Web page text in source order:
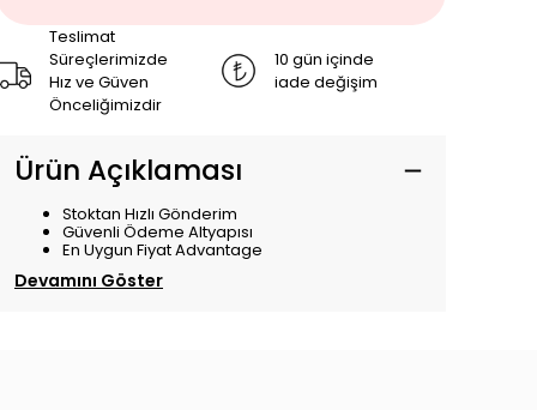
Teslimat
Süreçlerimizde
Hız ve Güven
Önceliğimizdir
10 gün içinde
iade değişim
Ürün Açıklaması
Stoktan Hızlı Gönderim
Güvenli Ödeme Altyapısı
En Uygun Fiyat Advantage
Devamını Göster